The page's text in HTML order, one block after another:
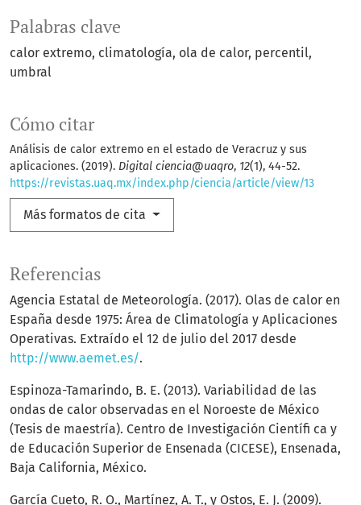
Palabras clave
calor extremo climatología ola de calor percentil
umbral
Cómo citar
Análisis de calor extremo en el estado de Veracruz y sus
aplicaciones. (2019). Digital ciencia@uaqro, 12(1), 44-52.
https://revistas.uaq.mx/index.php/ciencia/article/view/13
Más formatos de cita
Referencias
Agencia Estatal de Meteorología. (2017). Olas de calor en
España desde 1975: Área de Climatología y Aplicaciones
Operativas. Extraído el 12 de julio del 2017 desde
http://www.aemet.es/.
Espinoza-Tamarindo, B. E. (2013). Variabilidad de las
ondas de calor observadas en el Noroeste de México
(Tesis de maestría). Centro de Investigación Científi ca y
de Educación Superior de Ensenada (CICESE), Ensenada,
Baja California, México.
García Cueto, R. O., Martínez, A. T., y Ostos, E. J. (2009).